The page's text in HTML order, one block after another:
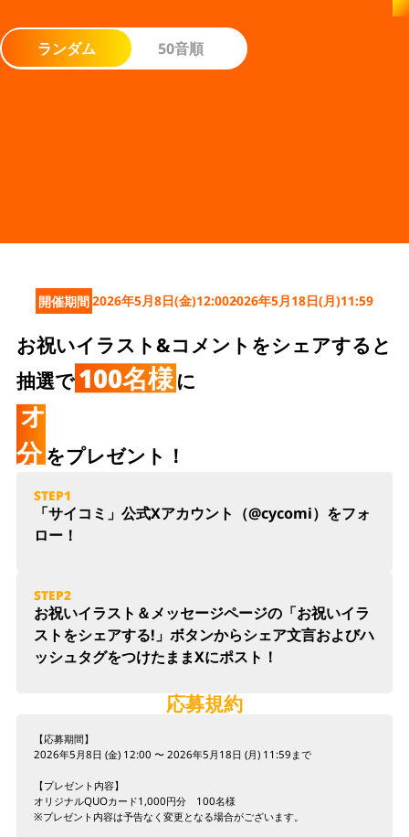
ランダム 50音順
開催期間2026年5月8日(金)12:002026年5月18日(月)11:59
お祝いイラスト&コメントをシェアすると
抽選で100名様に
オリジナルQUOカード1000円
分 をプレゼント！
STEP1
「サイコミ」公式Xアカウント（@cycomi）をフォ
ロー！
STEP2
お祝いイラスト＆メッセージページの「お祝いイラ
ストをシェアする!」ボタンからシェア文言およびハ
ッシュタグをつけたままXにポスト！
応募規約
【応募期間】
2026年5月8日 (金) 12:00 〜 2026年5月18日 (月) 11:59まで
【プレゼント内容】
オリジナルQUOカード1,000円分 100名様
※プレゼント内容は予告なく変更となる場合がございます。